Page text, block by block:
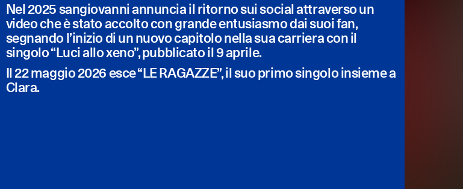
Nel 2025 sangiovanni annuncia il ritorno sui social attraverso un
video che è stato accolto con grande entusiasmo dai suoi fan,
segnando l’inizio di un nuovo capitolo nella sua carriera con il
singolo “Luci allo xeno”, pubblicato il 9 aprile.
Il 22 maggio 2026 esce “LE RAGAZZE”, il suo primo singolo insieme a
Clara.